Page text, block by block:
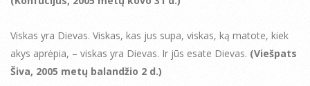
Viskas yra Dievas. Viskas, kas jus supa, viskas, ką matote, kiek
akys aprėpia, – viskas yra Dievas. Ir jūs esate Dievas. (Viešpats
Šiva, 2005 metų balandžio 2 d.)